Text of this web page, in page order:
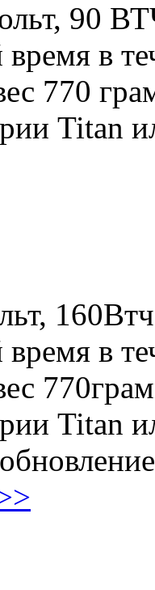
90
в
770
Titan
в
Titan